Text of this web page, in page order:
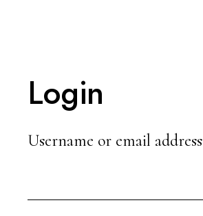
Login
Username or email address